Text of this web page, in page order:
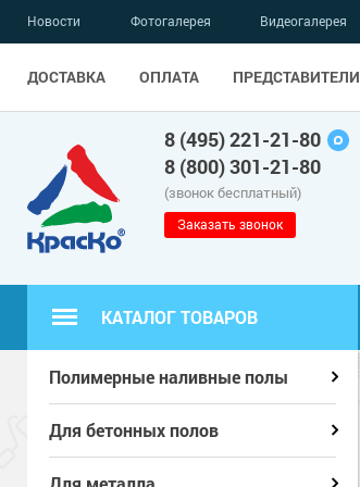
Новости Фотогалерея Видеогалерея
ДОСТАВКА ОПЛАТА ПРЕДСТАВИТЕЛИ
8 (495) 221-21-80
8 (800) 301-21-80
(звонок бесплатный)
Заказать звонок
КАТАЛОГ ТОВАРОВ
Полимерные наливные полы
Для бетонных полов
Полимерные наливные полы
Для бетонных полов